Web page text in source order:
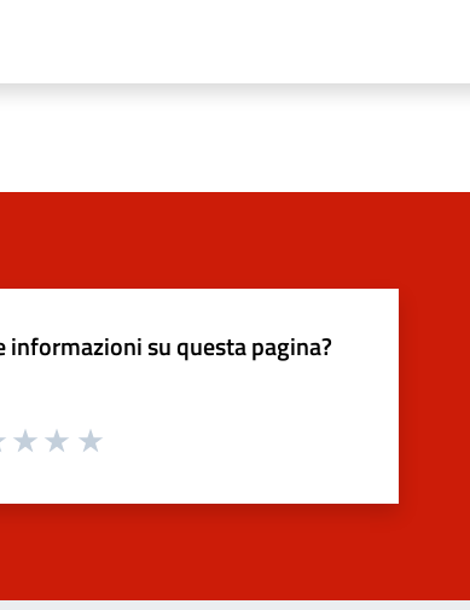
informazioni su questa pagina?